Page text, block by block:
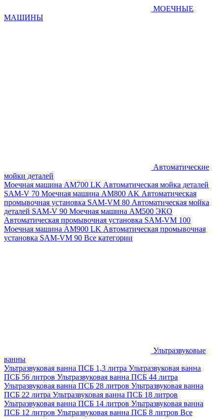
МОЕЧНЫЕ
МАШИНЫ
Автоматические
мойки деталей
Моечная машина AM700 LK Автоматическая мойка деталей
SAM-V 70 Моечная машина АМ800 AK Автоматическая
промывочная установка SAM-VM 80 Автоматическая мойка
деталей SAM-V 90 Моечная машина АМ500 ЭКО
Автоматическая промывочная установка SAM-VM 100
Моечная машина AM900 LK Автоматическая промывочная
установка SAM-VM 90 Все категории
Ультразвуковые
ванны
Ультразвуковая ванна ПСБ 1,3 литра Ультразвуковая ванна
ПСБ 56 литров Ультразвуковая ванна ПСБ 44 литра
Ультразвуковая ванна ПСБ 28 литров Ультразвуковая ванна
ПСБ 22 литра Ультразвуковая ванна ПСБ 18 литров
Ультразвуковая ванна ПСБ 14 литров Ультразвуковая ванна
ПСБ 12 литров Ультразвуковая ванна ПСБ 8 литров Все